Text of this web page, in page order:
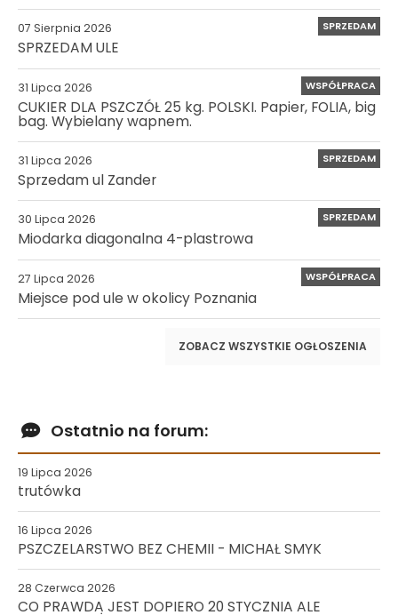
07 Sierpnia 2026 SPRZEDAM
SPRZEDAM ULE
31 Lipca 2026 WSPÓŁPRACA
CUKIER DLA PSZCZÓŁ 25 kg. POLSKI. Papier, FOLIA, big
bag. Wybielany wapnem.
31 Lipca 2026 SPRZEDAM
Sprzedam ul Zander
30 Lipca 2026 SPRZEDAM
Miodarka diagonalna 4-plastrowa
27 Lipca 2026 WSPÓŁPRACA
Miejsce pod ule w okolicy Poznania
ZOBACZ WSZYSTKIE OGŁOSZENIA
Ostatnio na forum:
19 Lipca 2026
trutówka
16 Lipca 2026
PSZCZELARSTWO BEZ CHEMII - MICHAŁ SMYK
28 Czerwca 2026
CO PRAWDA JEST DOPIERO 20 STYCZNIA ALE